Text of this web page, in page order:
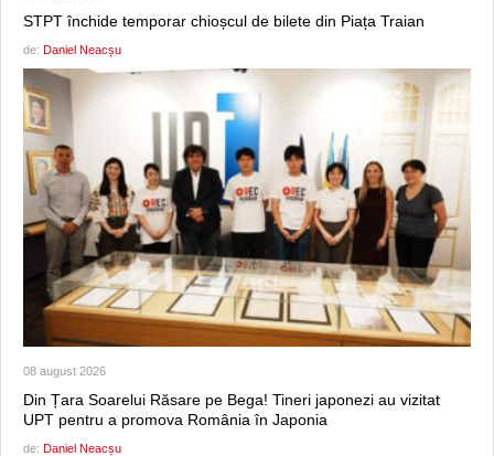
STPT închide temporar chioșcul de bilete din Piața Traian
de: Daniel Neacșu
08 august 2026
Din Țara Soarelui Răsare pe Bega! Tineri japonezi au vizitat
UPT pentru a promova România în Japonia
de: Daniel Neacșu